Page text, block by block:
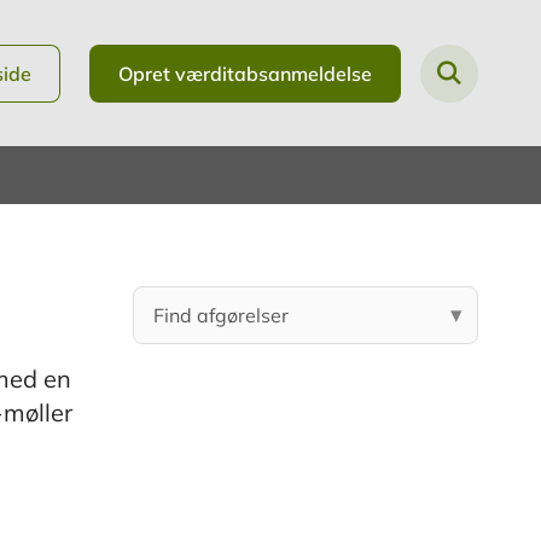
Opret værditabsanmeldelse
en